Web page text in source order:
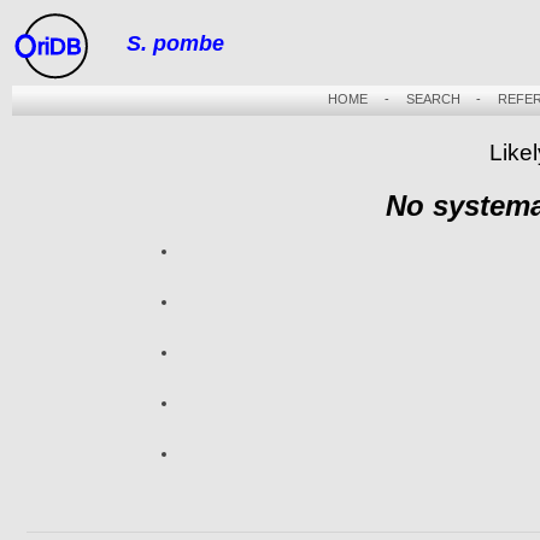
riDB S. pombe
HOME- SEARCH -
No